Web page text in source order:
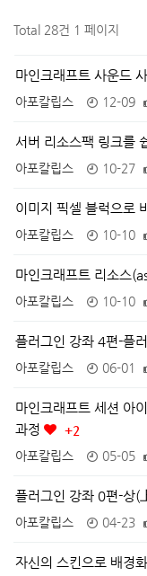
Total 28건 1 페이지
마인크래프트 사운드
아포칼립스 12-09
서버 리소스팩 링크를
아포칼립스 10-27
이미지 픽셀 블럭으로
아포칼립스 10-10
마인크래프트 리소스
아포칼립스 10-10
플러그인 강좌 4편-플
아포칼립스 06-01
마인크래프트 세션 아
과정
+2
아포칼립스
05-05
플러그인 강좌 0편-상(
아포칼립스 04-23
자신의 스킨으로 배경